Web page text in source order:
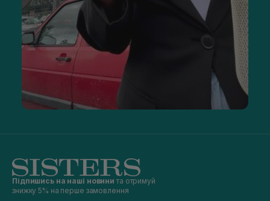
Підпишись на наші новини та отримуй
знижку 5% на перше замовлення